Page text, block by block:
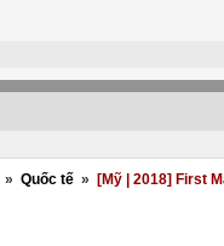
» Quốc tế » [Mỹ | 2018] First